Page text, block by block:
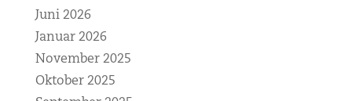
Juni 2026
Januar 2026
November 2025
Oktober 2025